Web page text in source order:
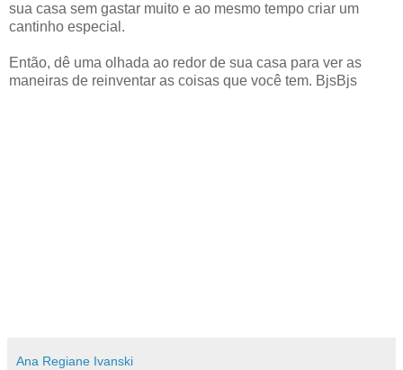
sua casa sem gastar muito e ao mesmo tempo criar um
cantinho especial.
Então, dê uma olhada ao redor de sua casa para ver as
maneiras de reinventar as coisas que você tem. BjsBjs
Ana Regiane Ivanski